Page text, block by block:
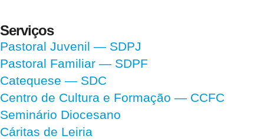
Serviços
Pastoral Juvenil — SDPJ
Pastoral Familiar — SDPF
Catequese — SDC
Centro de Cultura e Formação — CCFC
Seminário Diocesano
Cáritas de Leiria